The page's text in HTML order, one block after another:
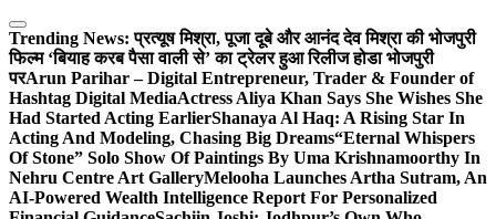
Skip
to
content
Trending News: प्रत्यूष मिश्रा, पूजा दूबे और आनंद देव मिश्रा की भोजपुरी
फिल्म ‘बियाह करब पैसा वाली से’ का ट्रेलर हुआ रिलीज होडा भोजपुरी
परArun Parihar – Digital Entrepreneur, Trader & Founder of
Hashtag Digital MediaActress Aliya Khan Says She Wishes She
Had Started Acting EarlierShanaya Al Haq: A Rising Star In
Acting And Modeling, Chasing Big Dreams“Eternal Whispers
Of Stone” Solo Show Of Paintings By Uma Krishnamoorthy In
Nehru Centre Art GalleryMelooha Launches Artha Sutram, An
AI-Powered Wealth Intelligence Report For Personalized